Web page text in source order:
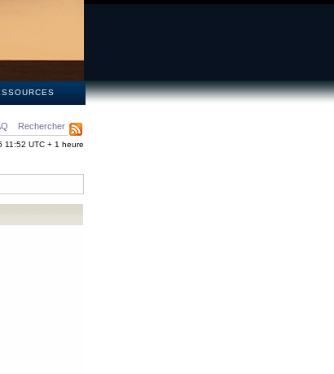
Rechercher
11:52 UTC + 1 heure